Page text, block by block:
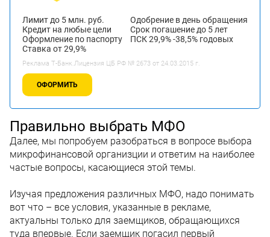
Лимит до 5 млн. руб.
Кредит на любые цели
Оформление по паспорту
Ставка от 29,9%
Одобрение в день обращения
Срок погашение до 5 лет
ПСК 29,9% -38,5% годовых
Реклама Т-Банк.Лицензия ЦБ РФ № 2673 от 24.03.2015 г.
ОФОРМИТЬ
Правильно выбрать МФО
Далее, мы попробуем разобраться в вопросе выбора
микрофинансовой организции и ответим на наиболее
частые вопросы, касающиеся этой темы.
Изучая предложения различных МФО, надо понимать
вот что – все условия, указанные в рекламе,
актуальны только для заемщиков, обращающихся
туда впервые. Если заемщик погасил первый